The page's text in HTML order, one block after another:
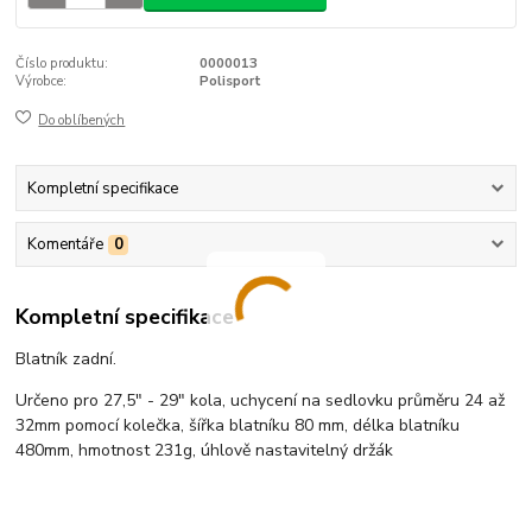
Číslo produktu:
0000013
Výrobce:
Polisport
Do oblíbených
Kompletní specifikace
Komentáře 0
Kompletní specifikace
Blatník zadní.
Určeno pro 27,5" - 29" kola, uchycení na sedlovku průměru 24 až
32mm pomocí kolečka, šířka blatníku 80 mm, délka blatníku
480mm, hmotnost 231g, úhlově nastavitelný držák